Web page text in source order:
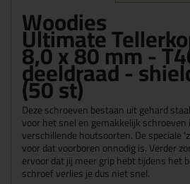
Woodies
Ultimate
8,0 x 80 mm -
deeldraad -
(50 st)
Deze schroeven bestaan uit gehard
voor het snel en gemakkelijk schroeven
verschillende houtsoorten. De speciale
voor dat voorboren onnodig is. Verder
ervoor dat jij meer grip hebt tijdens het
schroef verlies je dus niet snel.